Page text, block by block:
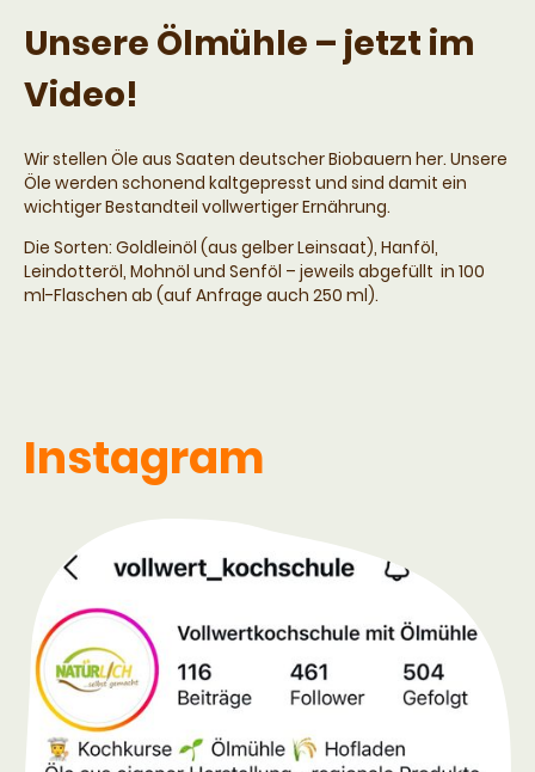
Unsere Ölmühle – jetzt im
Video!
Wir stellen Öle aus Saaten deutscher Biobauern her. Unsere
Öle werden schonend kaltgepresst und sind damit ein
wichtiger Bestandteil vollwertiger Ernährung.
Die Sorten: Goldleinöl (aus gelber Leinsaat), Hanföl,
Leindotteröl, Mohnöl und Senföl – jeweils abgefüllt in 100
ml-Flaschen ab (auf Anfrage auch 250 ml).
Instagram